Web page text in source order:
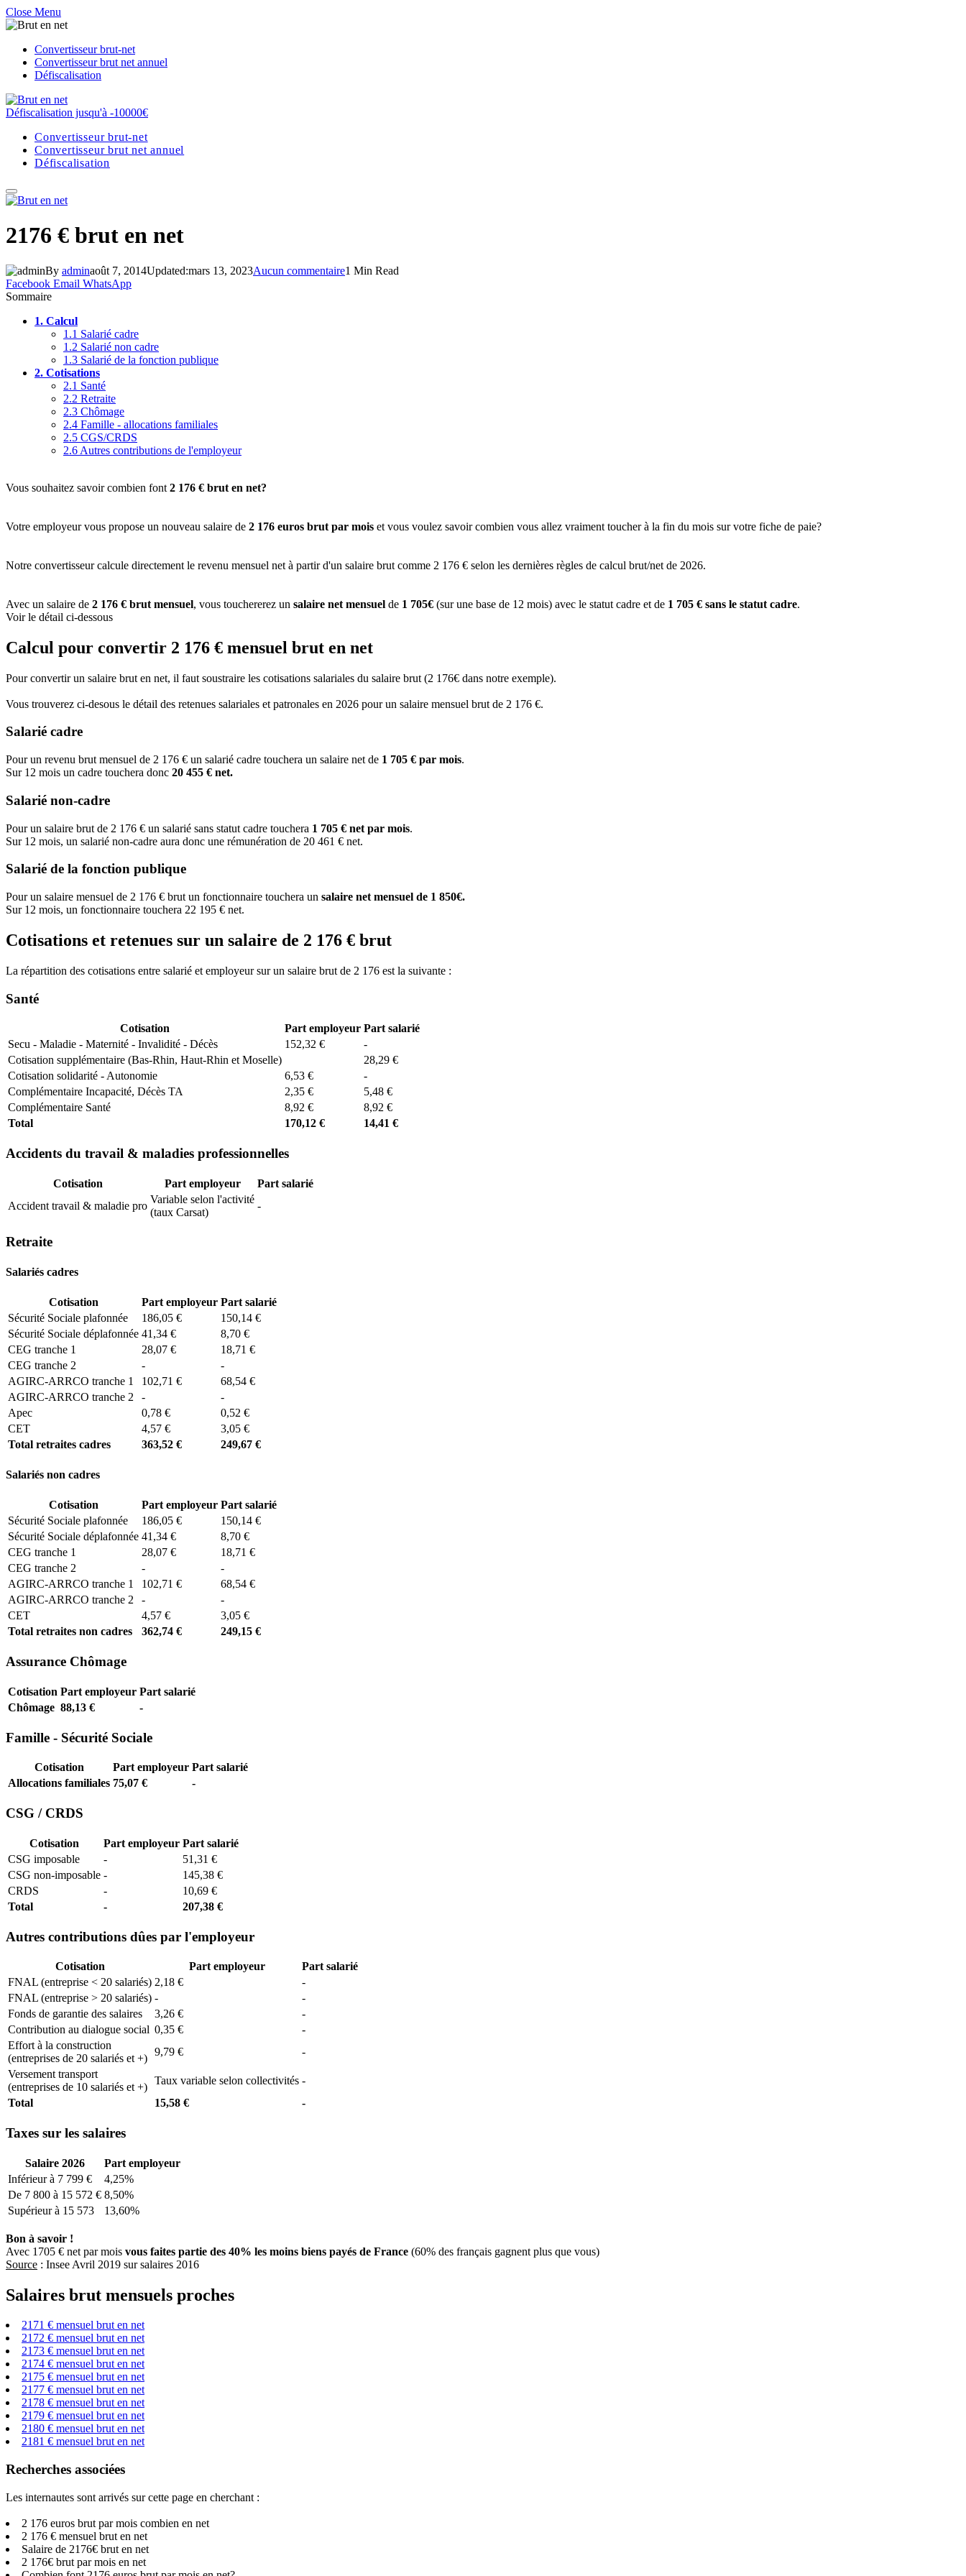
Close Menu
Convertisseur brut-net
Convertisseur brut net annuel
Défiscalisation
Défiscalisation jusqu'à -10000€
Convertisseur brut-net
Convertisseur brut net annuel
Défiscalisation
2176 € brut en net
By adminaoût 7, 2014Updated:mars 13, 2023Aucun commentaire1 Min Read
Facebook Email WhatsApp
Sommaire
1. Calcul
1.1 Salarié cadre
1.2 Salarié non cadre
1.3 Salarié de la fonction publique
2. Cotisations
2.1 Santé
2.2 Retraite
2.3 Chômage
2.4 Famille - allocations familiales
2.5 CGS/CRDS
2.6 Autres contributions de l'employeur
Vous souhaitez savoir combien font 2 176 € brut en net?
Votre employeur vous propose un nouveau salaire de 2 176 euros brut par mois et vous voulez savoir combien vous allez vraiment toucher à la fin du mois sur votre fiche de paie?
Notre convertisseur calcule directement le revenu mensuel net à partir d'un salaire brut comme 2 176 € selon les dernières règles de calcul brut/net de 2026.
Avec un salaire de 2 176 € brut mensuel, vous touchererez un salaire net mensuel de 1 705€ (sur une base de 12 mois) avec le statut cadre et de 1 705 € sans le statut cadre.
Voir le détail ci-dessous
Calcul pour convertir 2 176 € mensuel brut en net
Pour convertir un salaire brut en net, il faut soustraire les cotisations salariales du salaire brut (2 176€ dans notre exemple).
Vous trouverez ci-desous le détail des retenues salariales et patronales en 2026 pour un salaire mensuel brut de 2 176 €.
Salarié cadre
Pour un revenu brut mensuel de 2 176 € un salarié cadre touchera un salaire net de 1 705 € par mois.
Sur 12 mois un cadre touchera donc 20 455 € net.
Salarié non-cadre
Pour un salaire brut de 2 176 € un salarié sans statut cadre touchera 1 705 € net par mois.
Sur 12 mois, un salarié non-cadre aura donc une rémunération de 20 461 € net.
Salarié de la fonction publique
Pour un salaire mensuel de 2 176 € brut un fonctionnaire touchera un salaire net mensuel de 1 850€.
Sur 12 mois, un fonctionnaire touchera 22 195 € net.
Cotisations et retenues sur un salaire de 2 176 € brut
La répartition des cotisations entre salarié et employeur sur un salaire brut de 2 176 est la suivante :
Santé
Cotisation Part employeur Part salarié
Secu - Maladie - Maternité - Invalidité - Décès
152,32 €
-
Cotisation supplémentaire (Bas-Rhin, Haut-Rhin et Moselle)
28,29 €
Cotisation solidarité - Autonomie
6,53 €
-
Complémentaire Incapacité, Décès TA
2,35 €
5,48 €
Complémentaire Santé
8,92 €
8,92 €
Total
170,12 € 14,41 €
Accidents du travail & maladies professionnelles
Cotisation Part employeur
Part salarié
Accident travail & maladie pro
Variable selon l'activité
(taux Carsat)
-
Retraite
Salariés cadres
Cotisation Part employeur Part salarié
Sécurité Sociale plafonnée
186,05 €
150,14 €
Sécurité Sociale déplafonnée 41,34 €
8,70 €
CEG tranche 1
28,07 €
18,71 €
CEG tranche 2
-
-
AGIRC-ARRCO tranche 1
102,71 €
68,54 €
AGIRC-ARRCO tranche 2
-
-
Apec
0,78 €
0,52 €
CET
4,57 €
3,05 €
Total retraites cadres
363,52 € 249,67 €
Salariés non cadres
Cotisation Part employeur Part salarié
Sécurité Sociale plafonnée
186,05 €
150,14 €
Sécurité Sociale déplafonnée 41,34 €
8,70 €
CEG tranche 1
28,07 €
18,71 €
CEG tranche 2
-
-
AGIRC-ARRCO tranche 1
102,71 €
68,54 €
AGIRC-ARRCO tranche 2
-
-
CET
4,57 €
3,05 €
Total retraites non cadres
362,74 € 249,15 €
Assurance Chômage
Cotisation Part employeur Part salarié
Chômage 88,13 € -
Famille - Sécurité Sociale
Cotisation Part employeur Part salarié
Allocations familiales 75,07 € -
CSG / CRDS
Cotisation Part employeur Part salarié
CSG imposable
-
51,31 €
CSG non-imposable -
145,38 €
CRDS
-
10,69 €
Total
- 207,38 €
Autres contributions dûes par l'employeur
Cotisation Part employeur
Part salarié
FNAL (entreprise < 20 salariés) 2,18 €
-
FNAL (entreprise > 20 salariés) -
-
Fonds de garantie des salaires
3,26 €
-
Contribution au dialogue social 0,35 €
-
Effort à la construction
(entreprises de 20 salariés et +)
9,79 €
-
Versement transport
(entreprises de 10 salariés et +)
Taux variable selon collectivités -
Total
15,58 € -
Taxes sur les salaires
Salaire 2026
Part employeur
Inférieur à 7 799 €
4,25%
De 7 800 à 15 572 € 8,50%
Supérieur à 15 573
13,60%
Bon à savoir !
Avec 1705 € net par mois vous faites partie des 40% les moins biens payés de France (60% des français gagnent plus que vous)
Source : Insee Avril 2019 sur salaires 2016
Salaires brut mensuels proches
2171 € mensuel brut en net
2172 € mensuel brut en net
2173 € mensuel brut en net
2174 € mensuel brut en net
2175 € mensuel brut en net
2177 € mensuel brut en net
2178 € mensuel brut en net
2179 € mensuel brut en net
2180 € mensuel brut en net
2181 € mensuel brut en net
Recherches associées
Les internautes sont arrivés sur cette page en cherchant :
2 176 euros brut par mois combien en net
2 176 € mensuel brut en net
Salaire de 2176€ brut en net
2 176€ brut par mois en net